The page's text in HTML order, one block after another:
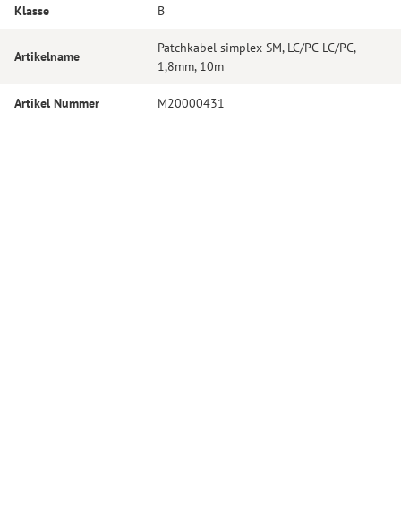
Klasse B
Artikelname
Patchkabel simplex SM, LC/PC-LC/PC,
1,8mm, 10m
Artikel Nummer M20000431